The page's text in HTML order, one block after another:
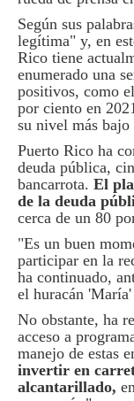
Según sus
legítima" y, en
Rico tiene
enumerado una
positivos, como
por ciento en
su nivel más
Puerto Rico ha
deuda pública,
bancarrota. El
de la deuda
cerca de un 80
"Es un buen
participar en la
ha continuado,
el huracán 'María'
No obstante, ha
acceso a
manejo de estas
invertir en
alcantarillado,